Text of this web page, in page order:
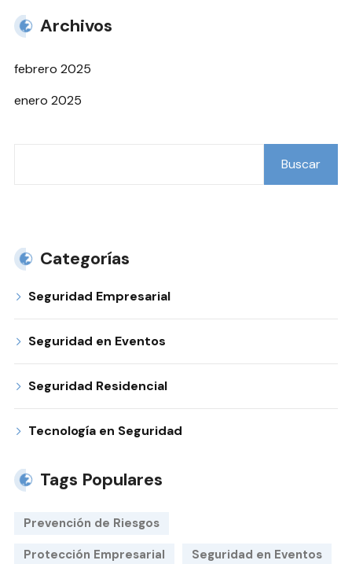
Archivos
febrero 2025
enero 2025
Buscar
Categorías
Seguridad Empresarial
Seguridad en Eventos
Seguridad Residencial
Tecnología en Seguridad
Tags Populares
Prevención de Riesgos
Protección Empresarial
Seguridad en Eventos